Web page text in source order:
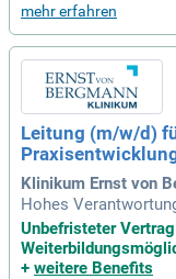
00 Aquarien, wobei
unkt steht. Zu Ihren
mentation gemäß
Mitarbeit an der
ossene Ausbildung
eisen. Erfahrung im
Vorteil. Bringen Sie
unsere
ertise!
mehr erfahren
Leitung (m/w/d)
Klinikum Ernst von
Hohes
itiven Haltung
eitenden sowie ein
n Werten.
Unbefristeter
+ weitere Benefits